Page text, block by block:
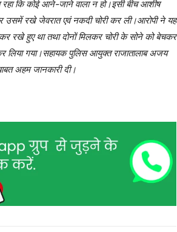
कि कोई आने-जाने वाला न हो।इसी बीच आशीष
उसमें रखे जेवरात एवं नकदी चोरी कर ली।आरोपी ने यह
रखे हुए था तथा दोनों मिलकर चोरी के सोने को बेचकर
कर लिया गया।सहायक पुलिस आयुक्त राजातालाब अजय
अहम जानकारी दी।